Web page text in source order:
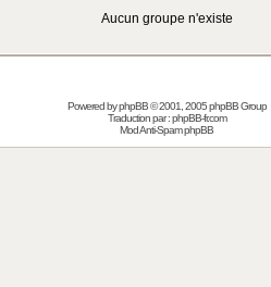
Aucun groupe n'existe
Powered byphpBB© 2001, 2005 phpBB Group
Traduction par :phpBB-fr.com
Mod Anti-Spam phpBB